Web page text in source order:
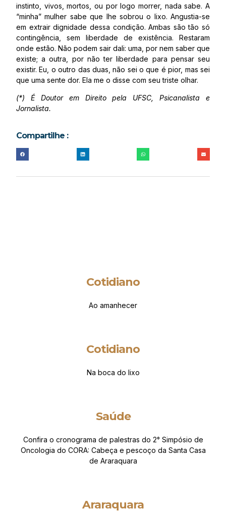
instinto, vivos, mortos, ou por logo morrer, nada sabe. A
“minha” mulher sabe que lhe sobrou o lixo. Angustia-se
em extrair dignidade dessa condição. Ambas são tão só
contingência, sem liberdade de existência. Restaram
onde estão. Não podem sair dali: uma, por nem saber que
existe; a outra, por não ter liberdade para pensar seu
existir. Eu, o outro das duas, não sei o que é pior, mas sei
que uma sente dor. Ela me o disse com seu triste olhar.
(*) É Doutor em Direito pela UFSC, Psicanalista e
Jornalista.
Compartilhe :
Cotidiano
Ao amanhecer
Cotidiano
Na boca do lixo
Saúde
Confira o cronograma de palestras do 2° Simpósio de
Oncologia do CORA: Cabeça e pescoço da Santa Casa
de Araraquara
Araraquara